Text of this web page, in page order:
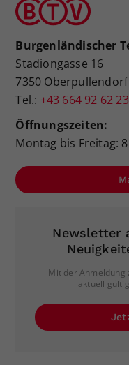
Burgenländischer
Stadiongasse 16
7350 Oberpullendorf
Tel.: +43 664 92 62
Öffnungszeiten:
Montag bis Freitag:
Newsletter
Mit der Anmeldung
aktuell